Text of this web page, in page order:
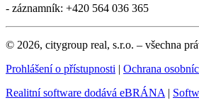
- záznamník: +420 564 036 365
© 2026, citygroup real, s.r.o. – všechna
Prohlášení o přístupnosti | Ochrana
Realitní software dodává eBRÁNA |